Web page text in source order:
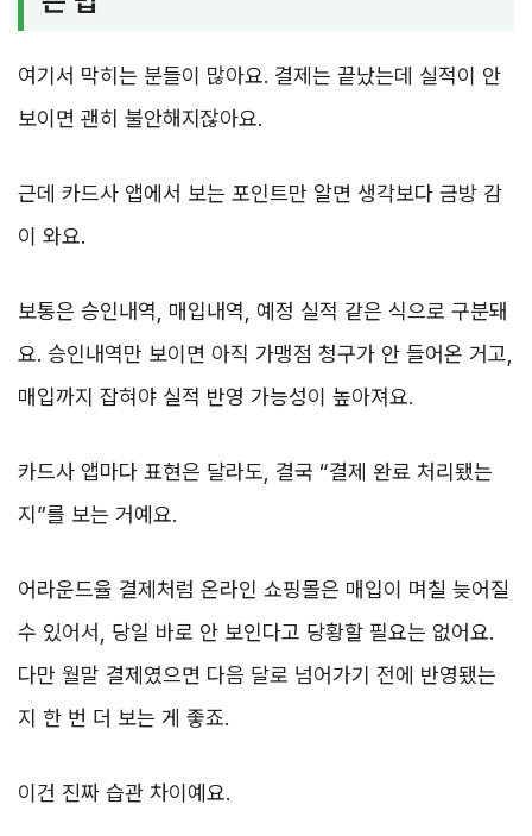
여기서 막히는 분들이 많아요. 결제는 끝났는데 실적이 안
보이면 괜히 불안해지잖아요.
근데 카드사 앱에서 보는 포인트만 알면 생각보다 금방 감
이 와요.
보통은 승인내역, 매입내역, 예정 실적 같은 식으로 구분돼
요. 승인내역만 보이면 아직 가맹점 청구가 안 들어온 거고,
매입까지 잡혀야 실적 반영 가능성이 높아져요.
카드사 앱마다 표현은 달라도, 결국 “결제 완료 처리됐는
지”를 보는 거예요.
어라운드율 결제처럼 온라인 쇼핑몰은 매입이 며칠 늦어질
수 있어서, 당일 바로 안 보인다고 당황할 필요는 없어요.
다만 월말 결제였으면 다음 달로 넘어가기 전에 반영됐는
지 한 번 더 보는 게 좋죠.
이건 진짜 습관 차이예요.